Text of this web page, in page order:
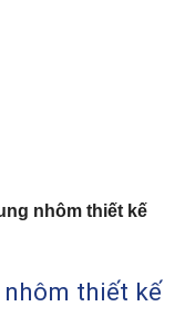
nhôm thiết kế
nhôm thiết kế